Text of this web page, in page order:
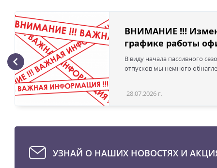
ВНИМАНИЕ !!!
графике работы
В виду начала пассивного
отпусков мы немного
28.07.2026 г.
УЗНАЙ О НАШИХ НОВОСТЯХ И